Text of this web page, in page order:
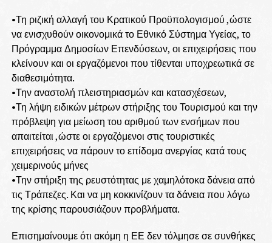
•Τη ριζική αλλαγή του Κρατικού Προϋπολογισμού ,ώστε
να ενισχυθούν οικονομικά το Εθνικό Σύστημα Υγείας, το
Πρόγραμμα Δημοσίων Επενδύσεων, οι επιχειρήσεις που
κλείνουν και οι εργαζόμενοι που τίθενται υποχρεωτικά σε
διαθεσιμότητα.
•Την αναστολή πλειστηριασμών και κατασχέσεων,
•Τη λήψη ειδικών μέτρων στήριξης του Τουρισμού και την
πρόβλεψη για μείωση του αριθμού των ενσήμων που
απαιτείται ,ώστε οι εργαζόμενοι στις τουριστικές
επιχειρήσεις να πάρουν το επίδομα ανεργίας κατά τους
χειμερινούς μήνες
•Την στήριξη της ρευστότητας με χαμηλότοκα δάνεια από
τις Τράπεζες. Και να μη κοκκινίζουν τα δάνεια που λόγω
της κρίσης παρουσιάζουν προβλήματα.
Επισημαίνουμε ότι ακόμη η ΕΕ δεν τόλμησε σε συνθήκες